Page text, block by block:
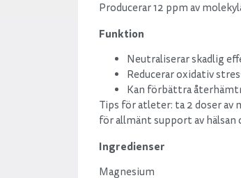
Producerar 12 ppm av
Funktion
Neutraliserar skadlig
Reducerar oxidativ
Kan förbättra
Tips för atleter: ta 2 doser av
för allmänt support av
Ingredienser
Magnesium